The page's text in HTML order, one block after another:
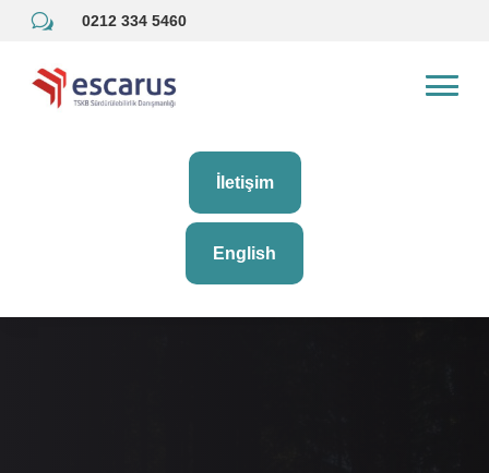
w 0212 334 5460
İletişim
English